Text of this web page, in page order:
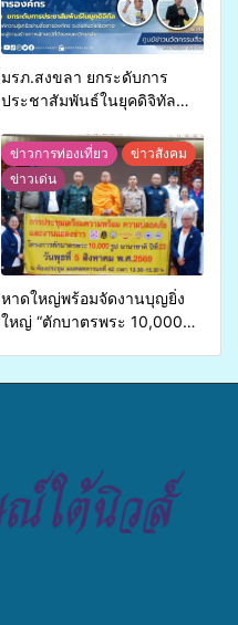
มรภ.สงขลา ยกระดับการ
ประชาสัมพันธ์ในยุคดิจิทัล
ข่ายสื่อสารองค์กร ระดมสมอง
วางแนวทางการทำงาน ปูทาง
สู่การสร้างภาพลักษณ์ที่ดีของ
มหาวิทยาลัย
ข่าวการท่องเที่ยว
ข่าวสังคม
ข่าวเด่น
หาดใหญ่พร้อมจัดงานบุญยิ่ง
ใหญ่ “ตักบาตรพระ 10,000